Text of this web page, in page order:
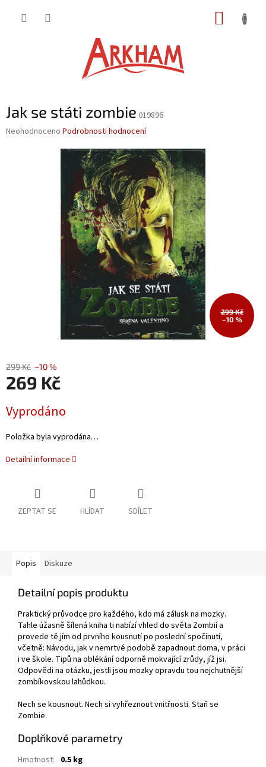
Jak se státi zombie 019896
Průměrné
Neohodnoceno Podrobnosti hodnocení
299 Kč
–10 %
299 Kč –10 %
269 Kč
cena:
Vyprodáno
Položka byla vyprodána…
Detailní informace
ZEPTAT SE HLÍDAT SDÍLET
Popis Diskuze
Detailní popis produktu
Praktický průvodce pro každého, kdo má zálusk na mozky.
Tahle úžasně šílená kniha ti nabízí vhled do světa Zombií a
provede tě jím od prvního kousnutí po poslední spočinutí,
včetně: Návodu, jak v nemrtvé podobě zapadnout doma, v práci
i ve škole. Tipů na oblékání odporně mokvající zrůdy, jíž jsi.
Odpovědi na otázku, jestli jsou mozky opravdu tou nejchutnější
zombíkovskou lahůdkou.
Nech se kousnout. Nech si vyhřeznout vnitřnosti. Staň se
Zombie.
Doplňkové parametry
Hmotnost: 0.5 kg